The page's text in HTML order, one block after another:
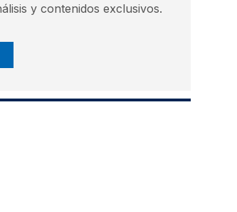
y contenidos exclusivos.